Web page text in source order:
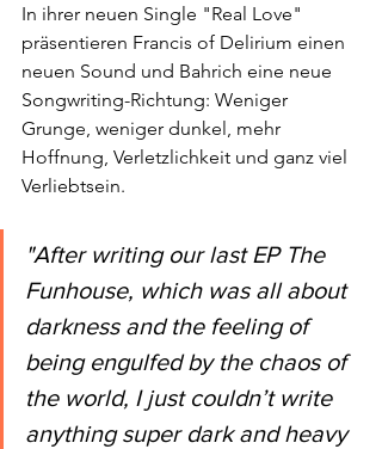
In ihrer neuen Single "Real Love"
präsentieren Francis of Delirium einen
neuen Sound und Bahrich eine neue
Songwriting-Richtung: Weniger
Grunge, weniger dunkel, mehr
Hoffnung, Verletzlichkeit und ganz viel
Verliebtsein.
"After writing our last EP The
Funhouse, which was all about
darkness and the feeling of
being engulfed by the chaos of
the world, I just couldn’t write
anything super dark and heavy